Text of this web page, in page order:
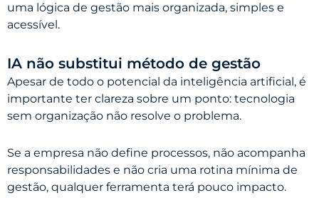
uma lógica de gestão mais organizada, simples e
acessível.
IA não substitui método de gestão
Apesar de todo o potencial da inteligência artificial, é
importante ter clareza sobre um ponto: tecnologia
sem organização não resolve o problema.
Se a empresa não define processos, não acompanha
responsabilidades e não cria uma rotina mínima de
gestão, qualquer ferramenta terá pouco impacto.